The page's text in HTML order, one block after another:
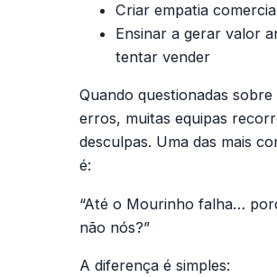
Criar empatia
Ensinar a gerar valor
tentar vender
Quando questionadas sobre
erros, muitas equipas
desculpas. Uma das mais
é:
“Até o Mourinho falha…
não nós?”
A diferença é simples: